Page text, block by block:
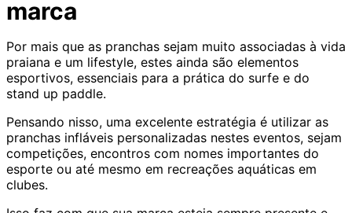
marca
Por mais que as pranchas sejam muito associadas à vida
praiana e um lifestyle, estes ainda são elementos
esportivos, essenciais para a prática do surfe e do
stand up paddle.
Pensando nisso, uma excelente estratégia é utilizar as
pranchas infláveis personalizadas nestes eventos, sejam
competições, encontros com nomes importantes do
esporte ou até mesmo em recreações aquáticas em
clubes.